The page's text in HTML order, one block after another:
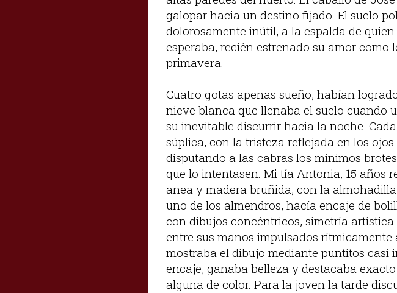
galopar hacia un destino fijado. El suelo
dolorosamente inútil, a la espalda de
esperaba, recién estrenado su amor
primavera.
Cuatro gotas apenas sueño, habían
nieve blanca que llenaba el suelo cuando
su inevitable discurrir hacia la noche.
súplica, con la tristeza reflejada en los
disputando a las cabras los mínimos
que lo intentasen. Mi tía Antonia, 15 años
anea y madera bruñida, con la
uno de los almendros, hacía encaje de
con dibujos concéntricos, simetría
entre sus manos impulsados
mostraba el dibujo mediante puntitos casi
encaje, ganaba belleza y destacaba
alguna de color. Para la joven la tarde